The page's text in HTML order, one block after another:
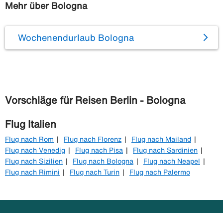
Mehr über Bologna
Wochenendurlaub Bologna
Vorschläge für Reisen Berlin - Bologna
Flug Italien
Flug nach Rom Flug nach Florenz
Flug nach Mailand
Flug nach Venedig
Flug nach Pisa
Flug nach Sardinien
Flug nach Sizilien
Flug nach Bologna
Flug nach Neapel
Flug nach Rimini
Flug nach Turin Flug nach Palermo